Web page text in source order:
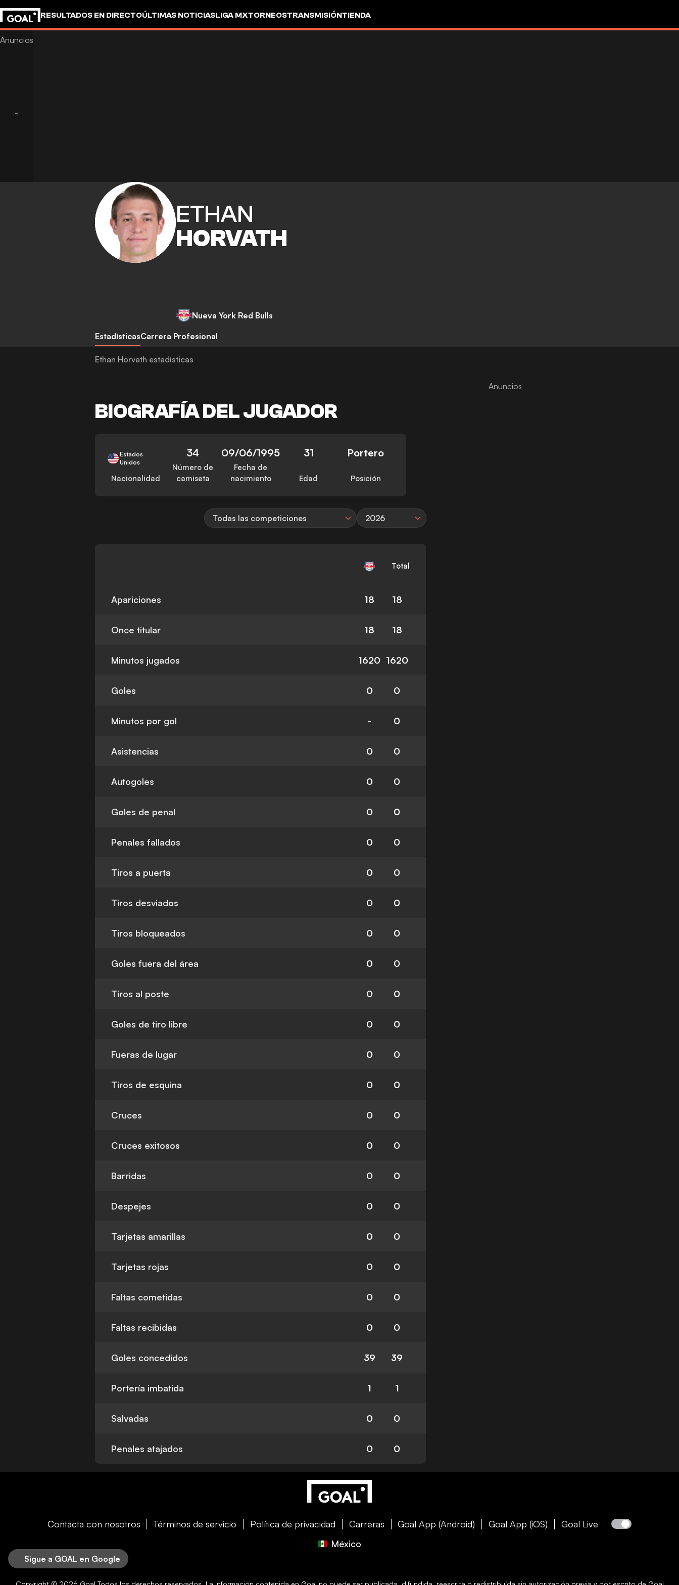
RESULTADOS EN DIRECTOÚLTIMAS NOTICIASLIGA MXTORNEOSTRANSMISIÓNTIENDA
ETHAN
HORVATH
Nueva York Red Bulls
EstadísticasCarrera Profesional
Ethan Horvath estadísticas
BIOGRAFÍA DEL JUGADOR
Estados
Unidos
Nacionalidad
34
Número de
camiseta
09/06/1995
Fecha de
nacimiento
31
Edad
Portero
Posición
Todas las competiciones 2026
Total
Apariciones 18 18
Once titular 18 18
Minutos jugados 1620 1620
Goles 0 0
Minutos por gol - 0
Asistencias 0 0
Autogoles 0 0
Goles de penal 0 0
Penales fallados 0 0
Tiros a puerta 0 0
Tiros desviados 0 0
Tiros bloqueados 0 0
Goles fuera del área 0 0
Tiros al poste 0 0
Goles de tiro libre 0 0
Fueras de lugar 0 0
Tiros de esquina 0 0
Cruces 0 0
Cruces exitosos 0 0
Barridas 0 0
Despejes 0 0
Tarjetas amarillas 0 0
Tarjetas rojas 0 0
Faltas cometidas 0 0
Faltas recibidas 0 0
Goles concedidos 39 39
Portería imbatida 1 1
Salvadas 0 0
Penales atajados 0 0
Contacta con nosotros Términos de servicio Política de privacidad Carreras Goal App (Android) Goal App (iOS)
Goal Live
México
Sigue a GOAL en Google